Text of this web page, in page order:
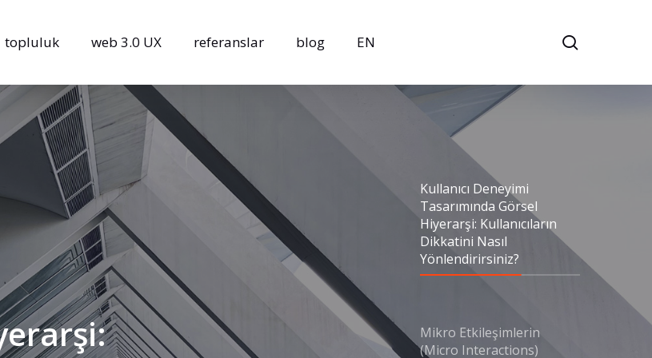
topluluk web 3.0 UX referanslar blog EN
Kullanıcı Deneyimi
Tasarımında Görsel
Hiyerarşi: Kullanıcıların
Dikkatini Nasıl
Yönlendirirsiniz?
Mikro Etkileşimlerin
(Micro Interactions)